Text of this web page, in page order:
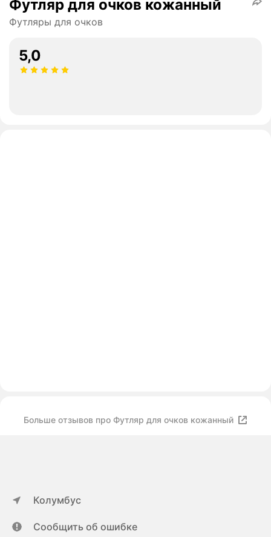
Футляр для очков кожанный
Футляры для очков
5,0
Больше отзывов про Футляр для очков кожанный
Колумбус
Сообщить об ошибке